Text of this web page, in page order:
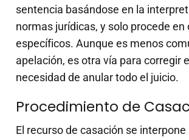
sentencia basándose en la
normas jurídicas, y solo procede en
específicos. Aunque es menos
apelación, es otra vía para corregir
necesidad de anular todo el juicio.
Procedimiento de
El recurso de casación se interpone